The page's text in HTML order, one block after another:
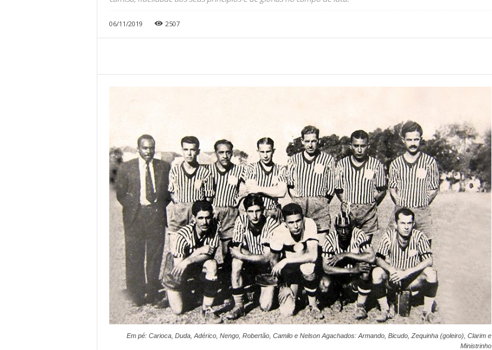
06/11/2019 2507
Em pé: Carioca, Duda, Adérico, Nengo, Robertão, Camilo e Nelson Agachados: Armando, Bicudo, Zequinha (goleiro), Clarim e
Ministrinho